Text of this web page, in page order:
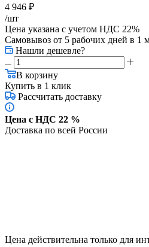
4 946 ₽
/шт
Цена указана с учетом НДС 22%
Самовывоз от 5 рабочих дней в 1
Нашли дешевле?
В корзину
Купить в 1 клик
Рассчитать доставку
Цена с НДС 22 %
Доставка по всей России
Цена действительна только для